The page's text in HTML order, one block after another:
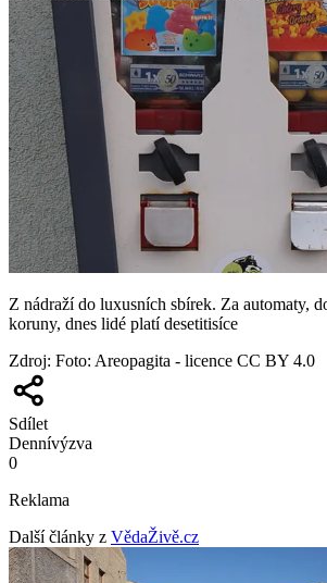
Z nádraží do luxusních sbírek. Za automaty,
koruny, dnes lidé platí desetitisíce
Zdroj: Foto: Areopagita - licence CC BY 4.0
Sdílet
Dennívýzva
0
Reklama
Další články z VědaŽivě.cz